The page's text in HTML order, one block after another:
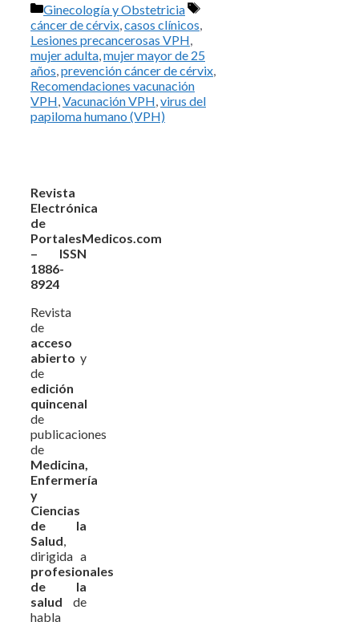
Categorías
Ginecología y Obstetricia
Etiquetas
cáncer de cérvix,casos clínicos,
Lesiones precancerosas VPH,
mujer adulta,mujer mayor de 25
años,prevención cáncer de cérvix,
Recomendaciones vacunación
VPH,Vacunación VPH,virus del
papiloma humano (VPH)
Revista
Electrónica
de
PortalesMedicos.com
– ISSN
1886-
8924
Revista
de
acceso
abierto y
de
edición
quincenal
de
publicaciones
de
Medicina,
Enfermería
y
Ciencias
de la
Salud,
dirigida a
profesionales
de la
salud de
habla